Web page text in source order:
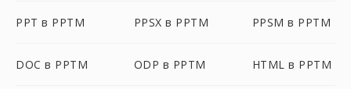
PPT в PPTM PPSX в PPTM PPSM в PPTM
DOC в PPTM ODP в PPTM HTML в PPTM